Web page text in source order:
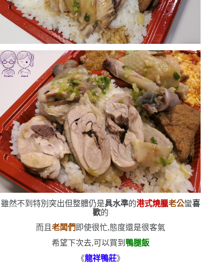
雖然不到特別突出但整體仍是具水準的港式燒臘老公蠻喜
歡的
而且 老闆們 即使很忙,態度還是很客氣
希望下次去,可以買到 鴨腿飯
《龍祥鴨莊》